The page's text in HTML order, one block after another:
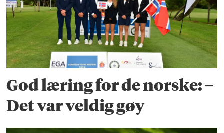
God læring for de norske: –
Det var veldig gøy